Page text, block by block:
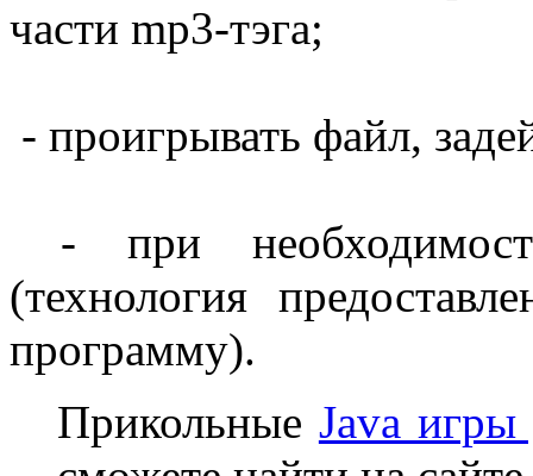
части mp3-тэга;
- проигрывать файл,
- при
(технология
программу).
Прикольные Java